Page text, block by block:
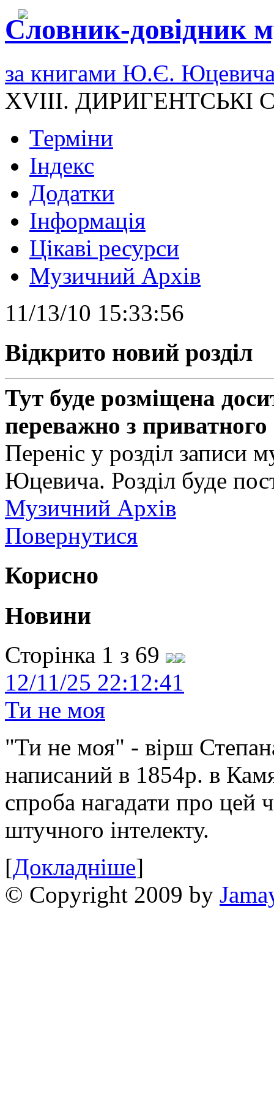
Словник-довідник
за книгами Ю.Є.
XVIII. ДИРИГЕНТСЬКІ
Терміни
Індекс
Додатки
Інформація
Цікаві ресурси
Музичний Архів
11/13/10 15:33:56
Відкрито новий розділ
Тут буде розміщена
переважно з приватного
Переніс у розділ записи
Юцевича. Розділ буде
Музичний Архів
Повернутися
Корисно
Новини
Сторінка 1 з 69
12/11/25 22:12:41
Ти не моя
"Ти не моя" - вірш
написаний в 1854р. в
спроба нагадати про цей
штучного інтелекту.
[Докладніше]
© Copyright 2009 by